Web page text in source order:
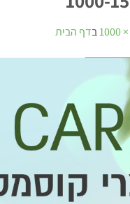
בדף הבית